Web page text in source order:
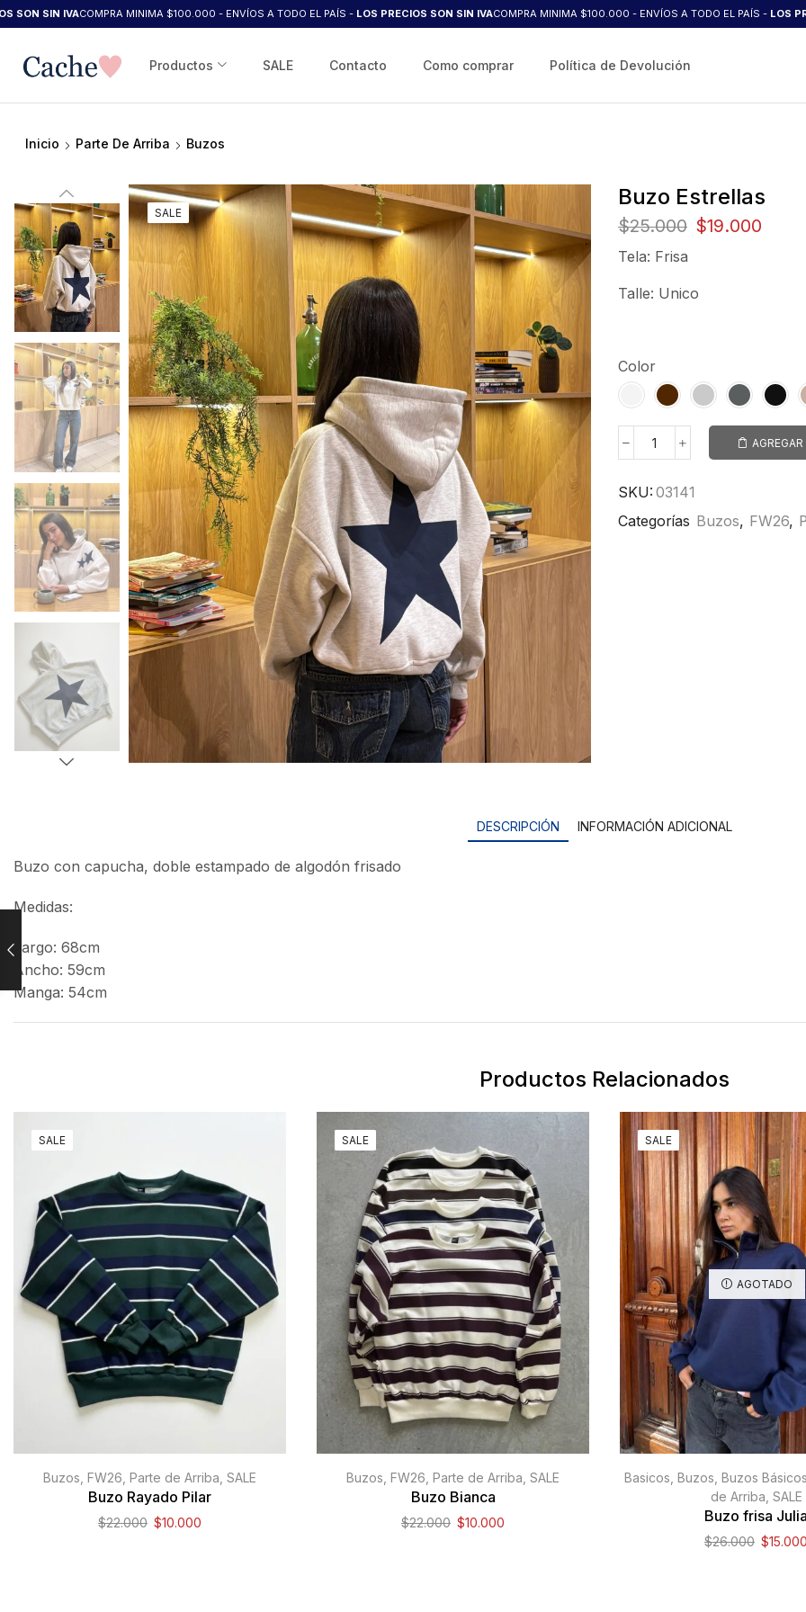
IVACOMPRA MINIMA $100.000 - ENVÍOS A TODO EL PAÍS - LOS PRECIOS SON SIN IVACOMPRA MINIMA $100.000 - ENVÍOS A TODO EL PAÍS - LOS PRECIOS
Productos SALE Contacto Como comprar Política de Devolución
Inicio Parte De Arriba Buzos
SALE
Buzo Estrellas
$25.000 $19.000
Tela: Frisa
Talle: Unico
Color
SKU: 03141
Categorías Buzos, FW26,
DESCRIPCIÓN INFORMACIÓN ADICIONAL
Buzo con capucha, doble estampado de algodón frisado
Medidas:
Largo: 68cm
Ancho: 59cm
Manga: 54cm
Productos Relacionados
SALE
Buzos FW26 Parte de Arriba SALE
Buzo Rayado Pilar
$22.000 $10.000
SALE
Buzos FW26 Parte de Arriba SALE
Buzo Bianca
$22.000 $10.000
SALE
AGOTADO
Basicos Buzos Buzos
de Arriba SALE
Buzo frisa
$26.000 $